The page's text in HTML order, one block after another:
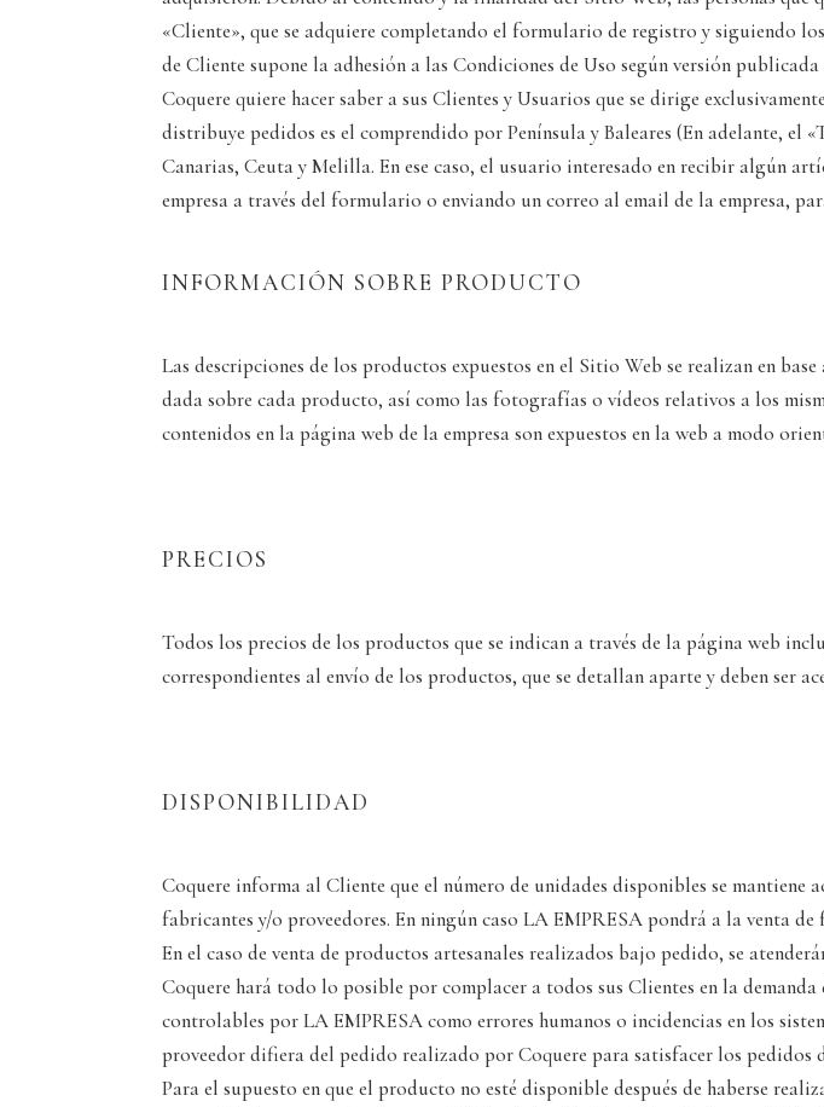
«Cliente», que se adquiere completando el formulario de registro y siguiendo
de Cliente supone la adhesión a las Condiciones de Uso según versión
Coquere quiere hacer saber a sus Clientes y Usuarios que se dirige
distribuye pedidos es el comprendido por Península y Baleares (En adelante, el
Canarias, Ceuta y Melilla. En ese caso, el usuario interesado en recibir algún
empresa a través del formulario o enviando un correo al email de la empresa,
INFORMACIÓN SOBRE PRODUCTO
Las descripciones de los productos expuestos en el Sitio Web se realizan en
dada sobre cada producto, así como las fotografías o vídeos relativos a los
contenidos en la página web de la empresa son expuestos en la web a modo
PRECIOS
Todos los precios de los productos que se indican a través de la página web
correspondientes al envío de los productos, que se detallan aparte y deben ser
DISPONIBILIDAD
Coquere informa al Cliente que el número de unidades disponibles se
fabricantes y/o proveedores. En ningún caso LA EMPRESA pondrá a la venta
En el caso de venta de productos artesanales realizados bajo pedido, se
Coquere hará todo lo posible por complacer a todos sus Clientes en la
controlables por LA EMPRESA como errores humanos o incidencias en los
proveedor difiera del pedido realizado por Coquere para satisfacer los pedidos
Para el supuesto en que el producto no esté disponible después de haberse